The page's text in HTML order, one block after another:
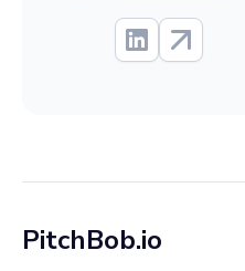
PitchBob.io